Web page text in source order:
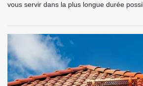
vous servir dans la plus longue durée